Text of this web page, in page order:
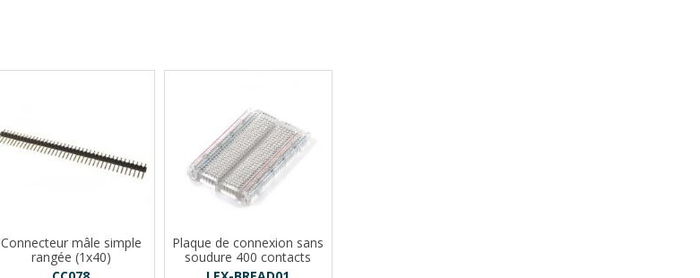
Connecteur mâle simple
rangée (1x40)
Plaque de connexion sans
soudure 400 contacts